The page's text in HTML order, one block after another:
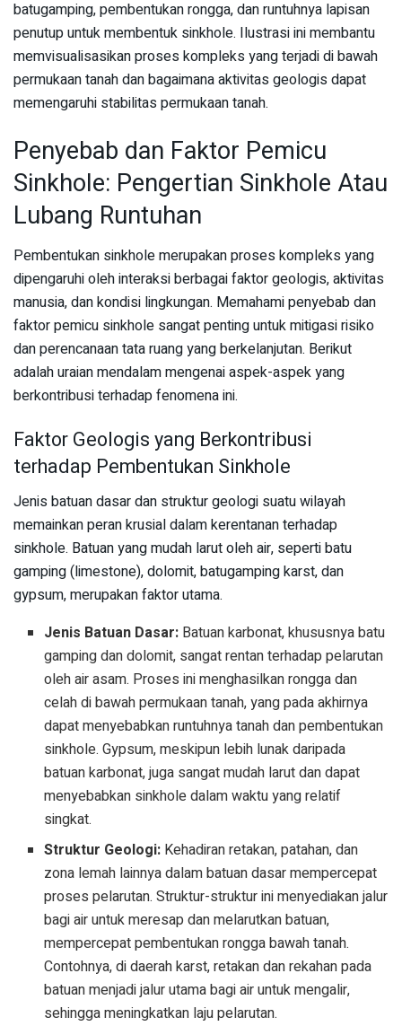
batugamping, pembentukan rongga, dan runtuhnya lapisan
penutup untuk membentuk sinkhole. Ilustrasi ini membantu
memvisualisasikan proses kompleks yang terjadi di bawah
permukaan tanah dan bagaimana aktivitas geologis dapat
memengaruhi stabilitas permukaan tanah.
Penyebab dan Faktor Pemicu
Sinkhole: Pengertian Sinkhole Atau
Lubang Runtuhan
Pembentukan sinkhole merupakan proses kompleks yang
dipengaruhi oleh interaksi berbagai faktor geologis, aktivitas
manusia, dan kondisi lingkungan. Memahami penyebab dan
faktor pemicu sinkhole sangat penting untuk mitigasi risiko
dan perencanaan tata ruang yang berkelanjutan. Berikut
adalah uraian mendalam mengenai aspek-aspek yang
berkontribusi terhadap fenomena ini.
Faktor Geologis yang Berkontribusi
terhadap Pembentukan Sinkhole
Jenis batuan dasar dan struktur geologi suatu wilayah
memainkan peran krusial dalam kerentanan terhadap
sinkhole. Batuan yang mudah larut oleh air, seperti batu
gamping (limestone), dolomit, batugamping karst, dan
gypsum, merupakan faktor utama.
Jenis Batuan Dasar: Batuan karbonat, khususnya batu
gamping dan dolomit, sangat rentan terhadap pelarutan
oleh air asam. Proses ini menghasilkan rongga dan
celah di bawah permukaan tanah, yang pada akhirnya
dapat menyebabkan runtuhnya tanah dan pembentukan
sinkhole. Gypsum, meskipun lebih lunak daripada
batuan karbonat, juga sangat mudah larut dan dapat
menyebabkan sinkhole dalam waktu yang relatif
singkat.
Struktur Geologi: Kehadiran retakan, patahan, dan
zona lemah lainnya dalam batuan dasar mempercepat
proses pelarutan. Struktur-struktur ini menyediakan jalur
bagi air untuk meresap dan melarutkan batuan,
mempercepat pembentukan rongga bawah tanah.
Contohnya, di daerah karst, retakan dan rekahan pada
batuan menjadi jalur utama bagi air untuk mengalir,
sehingga meningkatkan laju pelarutan.